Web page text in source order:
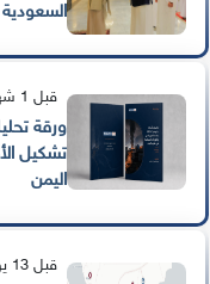
قبل 1 شهر
ورقة
تشكيل
اليمن
قبل 13 يوم